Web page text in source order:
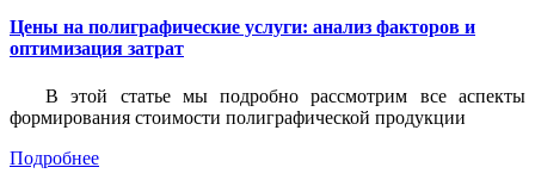
Цены на полиграфические услуги: анализ факторов и
оптимизация затрат
В этой статье мы подробно рассмотрим все аспекты
формирования стоимости полиграфической продукции
Подробнее